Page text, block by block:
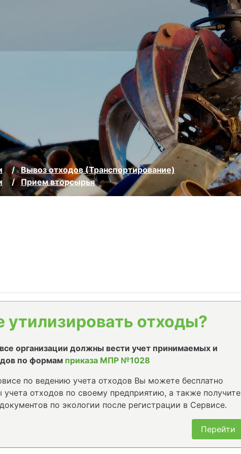
Вывоз отходов (Транспортирование)
Прием вторсырья
утилизировать отходы?
организации должны вести учет принимаемых и
по формам приказа МПР №1028
по ведению учета отходов Вы можете бесплатно
отходов по своему предприятию, а также получите
по экологии после регистрации в Сервисе.
Перейти